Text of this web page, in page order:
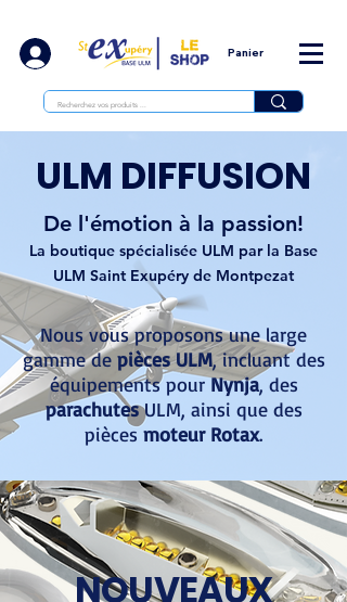
Panier
ULM DIFFUSION
De l'émotion à la passion!
La boutique spécialisée ULM par la Base
ULM Saint Exupéry de Montpezat
Nous vous proposons une large
gamme de pièces ULM, incluant des
équipements pourNynja, des
parachutesULM, ainsi que des
piècesmoteur Rotax.
NOUVEAUX